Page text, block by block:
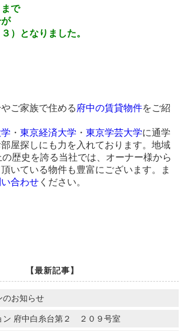
で
）となりました。
ご家族で住める 府中の賃貸物件をご紹
・ 東京経済大学 ・ 東京学芸大学に通学
屋探しにも力を入れております。地域
歴史を誇る当社では、オーナー様から
いている物件も豊富にございます。ま
合わせください。
【最新記事】
のお知らせ
ン 府中白糸台第２ ２０９号室